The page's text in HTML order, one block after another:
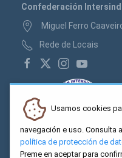
Confederación
Miguel Ferro
Rede de Locais
Usamos cookies
navegación e uso. Consulta
política de protección de
Preme en aceptar para